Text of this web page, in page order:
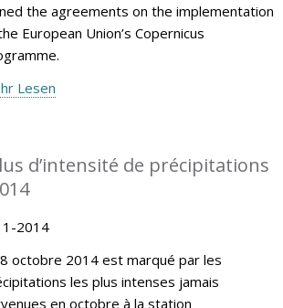
the agreements on the implementation
European Union’s Copernicus
Lesen
d’intensité de précipitations
2014
octobre 2014 est marqué par les
les plus intenses jamais
en octobre à la station